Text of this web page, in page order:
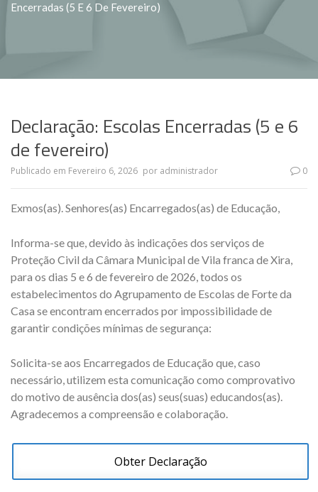
Encerradas (5 E 6 De Fevereiro)
Declaração: Escolas Encerradas (5 e 6
de fevereiro)
Publicado em Fevereiro 6, 2026 por administrador 0
Exmos(as). Senhores(as) Encarregados(as) de Educação,
Informa-se que, devido às indicações dos serviços de
Proteção Civil da Câmara Municipal de Vila franca de Xira,
para os dias 5 e 6 de fevereiro de 2026, todos os
estabelecimentos do Agrupamento de Escolas de Forte da
Casa se encontram encerrados por impossibilidade de
garantir condições mínimas de segurança:
Solicita-se aos Encarregados de Educação que, caso
necessário, utilizem esta comunicação como comprovativo
do motivo de ausência dos(as) seus(suas) educandos(as).
Agradecemos a compreensão e colaboração.
Obter Declaração